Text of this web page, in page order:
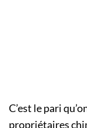
C’est le pari
propriétaires